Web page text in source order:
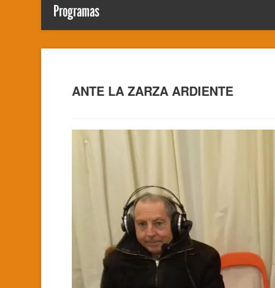
Programas
ANTE LA ZARZA ARDIENTE